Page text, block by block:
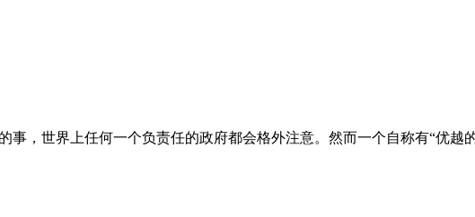
事，世界上任何一个负责任的政府都会格外注意。然而一个自称有“优越